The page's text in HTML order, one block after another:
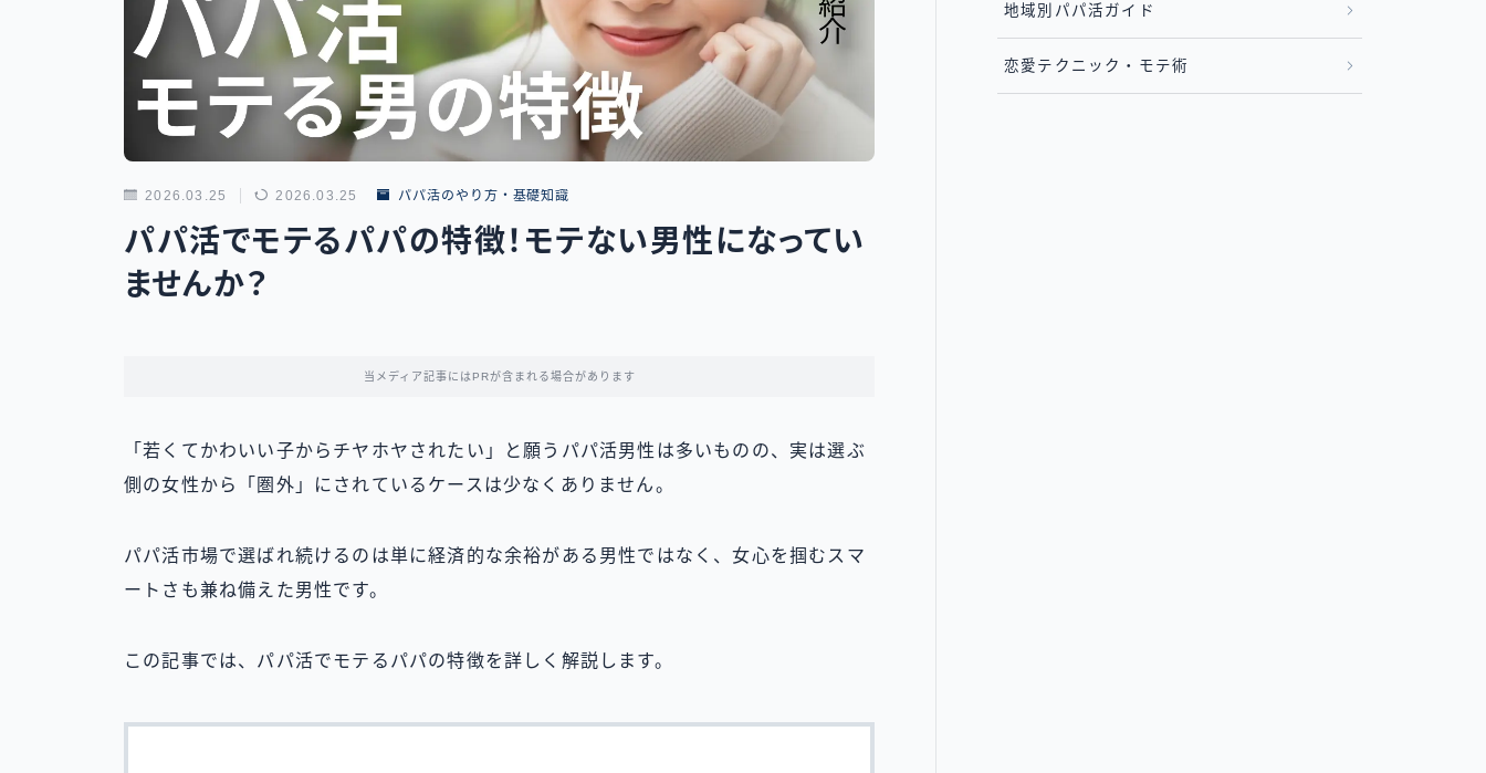
2026.03.25 2026.03.25 パパ活のやり方・基礎知識
パパ活でモテるパパの特徴！モテない男性になってい
ませんか？
当メディア記事にはPRが含まれる場合があります
「若くてかわいい子からチヤホヤされたい」と願うパパ活男性は多いものの、実は選ぶ
側の女性から「圏外」にされているケースは少なくありません。
パパ活市場で選ばれ続けるのは単に経済的な余裕がある男性ではなく、女心を掴むスマ
ートさも兼ね備えた男性です。
この記事では、パパ活でモテるパパの特徴を詳しく解説します。
地域別パパ活ガイド
恋愛テクニック・モテ術